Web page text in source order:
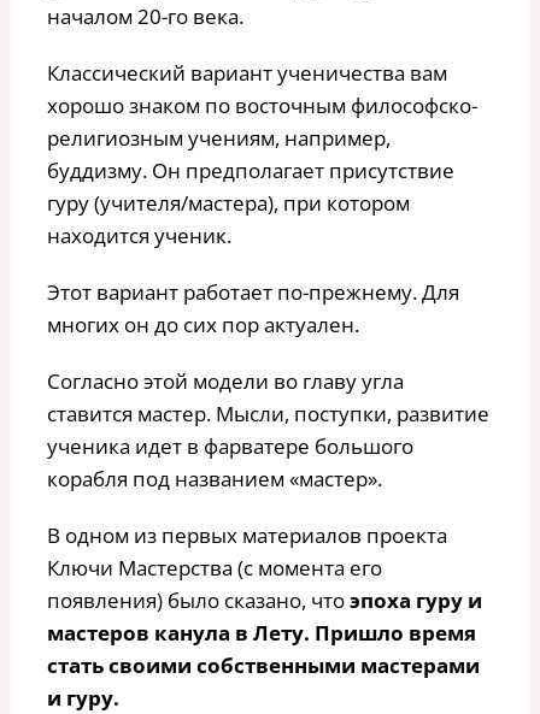
началом 20-го века.
Классический вариант ученичества вам
хорошо знаком по восточным философско-
религиозным учениям, например,
буддизму. Он предполагает присутствие
гуру (учителя/мастера), при котором
находится ученик.
Этот вариант работает по-прежнему. Для
многих он до сих пор актуален.
Согласно этой модели во главу угла
ставится мастер. Мысли, поступки, развитие
ученика идет в фарватере большого
корабля под названием «мастер».
В одном из первых материалов проекта
Ключи Мастерства (с момента его
появления) было сказано, чтоэпоха гуру и
мастеров канула в Лету. Пришло время
стать своими собственными мастерами
и гуру.